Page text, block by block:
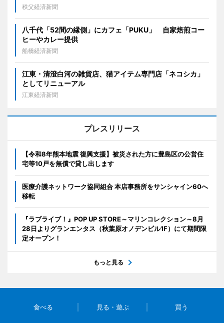
秩父経済新聞
八千代「52間の縁側」にカフェ「PUKU」 自家焙煎コー
ヒーやカレー提供
船橋経済新聞
江東・清澄白河の雑貨店、猫アイテム専門店「ネコシカ」
としてリニューアル
江東経済新聞
プレスリリース
【令和8年熊本地震 復興支援】被災された方に豊島区の公営住
宅等10戸を無償で貸し出します
医療介護ネットワーク協同組合 本店事務所をサンシャイン60へ
移転
『ラブライブ！』POP UP STORE～マリンコレクション～8月
28日よりグランエンタス（秋葉原オノデンビル1F）にて期間限
定オープン！
もっと見る
食べる 見る・遊ぶ 買う